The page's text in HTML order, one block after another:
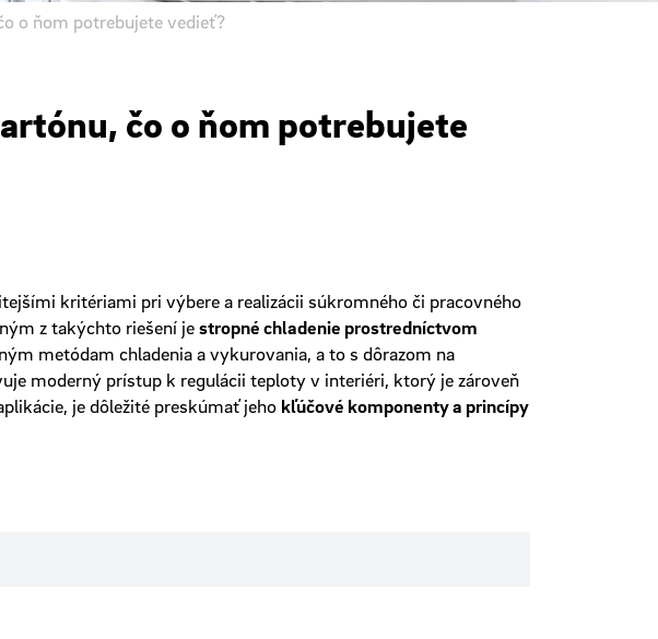
o ňom potrebujete vedieť?
čo o ňom potrebujete
kritériami pri výbere a realizácii súkromného či pracovného
z takýchto riešení jestropné chladenie prostredníctvom
metódam chladenia a vykurovania, a to s dôrazom na
moderný prístup k regulácii teploty v interiéri, ktorý je zároveň
je dôležité preskúmať jeho kľúčové komponenty a princípy